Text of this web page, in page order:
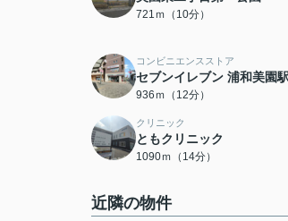
721ｍ（10分）
コンビニエンスストア
セブンイレブン 浦和美園
936ｍ（12分）
クリニック
ともクリニック
1090ｍ（14分）
近隣の物件